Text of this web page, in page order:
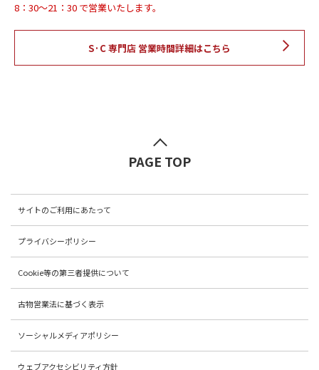
8：30～21：30 で営業いたします。
S·C 専門店 営業時間詳細はこちら
PAGE TOP
サイトのご利用にあたって
プライバシーポリシー
Cookie等の第三者提供について
古物営業法に基づく表示
ソーシャルメディアポリシー
ウェブアクセシビリティ方針